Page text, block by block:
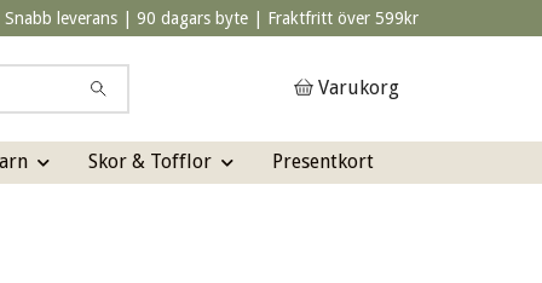
Snabb leverans | 90 dagars byte | Fraktfritt över 599kr
Varukorg
Skor & Tofflor Presentkort